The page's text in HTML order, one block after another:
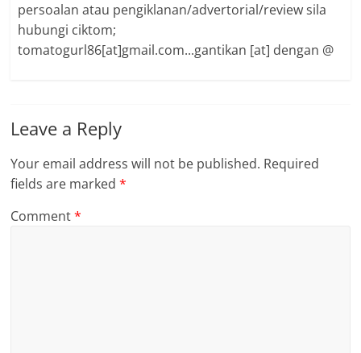
persoalan atau pengiklanan/advertorial/review sila
hubungi ciktom;
tomatogurl86[at]gmail.com...gantikan [at] dengan @
Leave a Reply
Your email address will not be published. Required
fields are marked*
Comment*